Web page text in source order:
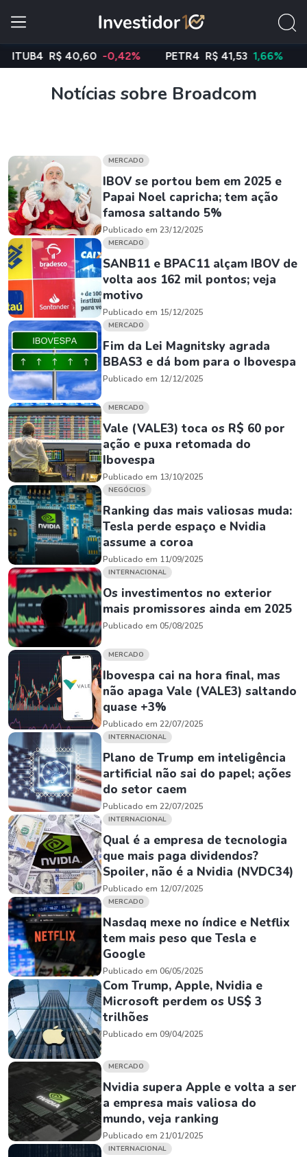
R$ 40,60 -0,42% PETR4 R$ 41,53 1,66%
Notícias sobre Broadcom
MERCADO
IBOV se portou bem em 2025 e
Papai Noel capricha; tem ação
famosa saltando 5%
Publicado em 23/12/2025
MERCADO
SANB11 e BPAC11 alçam IBOV de
volta aos 162 mil pontos; veja
motivo
Publicado em 15/12/2025
MERCADO
Fim da Lei Magnitsky agrada
BBAS3 e dá bom para o Ibovespa
Publicado em 12/12/2025
MERCADO
Vale (VALE3) toca os R$ 60 por
ação e puxa retomada do
Ibovespa
Publicado em 13/10/2025
NEGÓCIOS
Ranking das mais valiosas muda:
Tesla perde espaço e Nvidia
assume a coroa
Publicado em 11/09/2025
INTERNACIONAL
Os investimentos no exterior
mais promissores ainda em 2025
Publicado em 05/08/2025
MERCADO
Ibovespa cai na hora final, mas
não apaga Vale (VALE3) saltando
quase +3%
Publicado em 22/07/2025
INTERNACIONAL
Plano de Trump em inteligência
artificial não sai do papel; ações
do setor caem
Publicado em 22/07/2025
INTERNACIONAL
Qual é a empresa de tecnologia
que mais paga dividendos?
Spoiler, não é a Nvidia (NVDC34)
Publicado em 12/07/2025
MERCADO
Nasdaq mexe no índice e Netflix
tem mais peso que Tesla e
Google
Publicado em 06/05/2025
Com Trump, Apple, Nvidia e
Microsoft perdem os US$ 3
trilhões
Publicado em 09/04/2025
MERCADO
Nvidia supera Apple e volta a ser
a empresa mais valiosa do
mundo, veja ranking
Publicado em 21/01/2025
INTERNACIONAL